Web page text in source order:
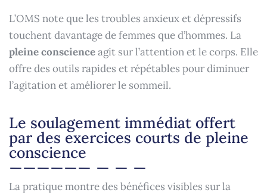
L’OMS note que les troubles anxieux et dépressifs
touchent davantage de femmes que d’hommes. La
pleine conscienceagit sur l’attention et le corps. Elle
offre des outils rapides et répétables pour diminuer
l’agitation et améliorer le sommeil.
Le soulagement immédiat offert
par des exercices courts de pleine
conscience
La pratique montre des bénéfices visibles sur la